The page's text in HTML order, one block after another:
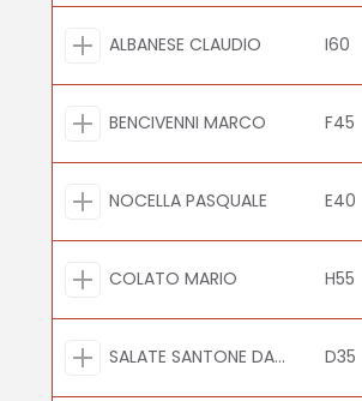
ALBANESE CLAUDIO I60
BENCIVENNI MARCO F45
NOCELLA PASQUALE E40
COLATO MARIO H55
SALATE SANTONE DANIELE D35